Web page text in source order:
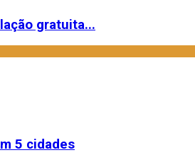
gratuita...
5 cidades